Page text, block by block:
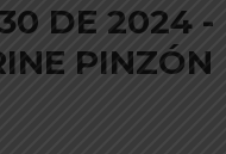
DE 2024 -
PINZÓN